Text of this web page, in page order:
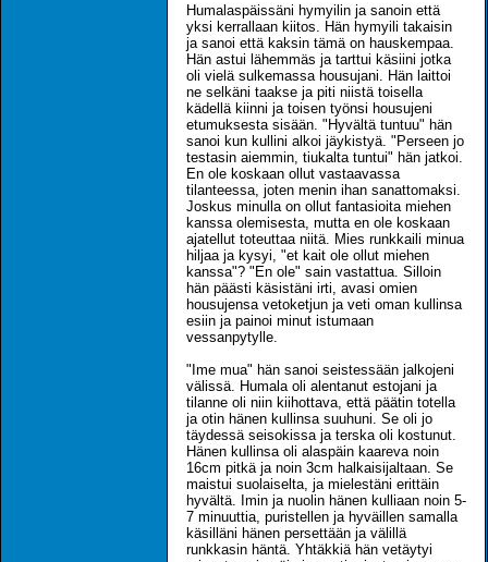
Humalaspäissäni hymyilin ja sanoin että
yksi kerrallaan kiitos. Hän hymyili takaisin
ja sanoi että kaksin tämä on hauskempaa.
Hän astui lähemmäs ja tarttui käsiini jotka
oli vielä sulkemassa housujani. Hän laittoi
ne selkäni taakse ja piti niistä toisella
kädellä kiinni ja toisen työnsi housujeni
etumuksesta sisään. "Hyvältä tuntuu" hän
sanoi kun kullini alkoi jäykistyä. "Perseen jo
testasin aiemmin, tiukalta tuntui" hän jatkoi.
En ole koskaan ollut vastaavassa
tilanteessa, joten menin ihan sanattomaksi.
Joskus minulla on ollut fantasioita miehen
kanssa olemisesta, mutta en ole koskaan
ajatellut toteuttaa niitä. Mies runkkaili minua
hiljaa ja kysyi, "et kait ole ollut miehen
kanssa"? "En ole" sain vastattua. Silloin
hän päästi käsistäni irti, avasi omien
housujensa vetoketjun ja veti oman kullinsa
esiin ja painoi minut istumaan
vessanpytylle.
"Ime mua" hän sanoi seistessään jalkojeni
välissä. Humala oli alentanut estojani ja
tilanne oli niin kiihottava, että päätin totella
ja otin hänen kullinsa suuhuni. Se oli jo
täydessä seisokissa ja terska oli kostunut.
Hänen kullinsa oli alaspäin kaareva noin
16cm pitkä ja noin 3cm halkaisijaltaan. Se
maistui suolaiselta, ja mielestäni erittäin
hyvältä. Imin ja nuolin hänen kulliaan noin 5-
7 minuuttia, puristellen ja hyväillen samalla
käsilläni hänen persettään ja välillä
runkkasin häntä. Yhtäkkiä hän vetäytyi